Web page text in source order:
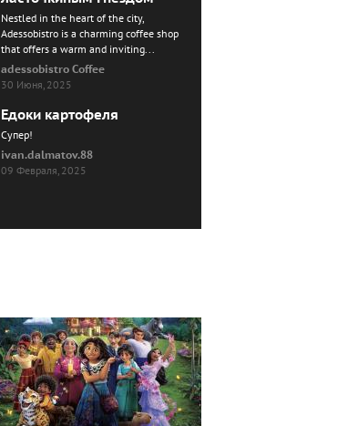
Nestled in the heart of the city,
Adessobistro is a charming coffee shop
that offers a warm and inviting...
adessobistro Coffee
30 Июня, 2025
Едоки картофеля
Cупер!
ivan.dalmatov.88
09 Февраля, 2025